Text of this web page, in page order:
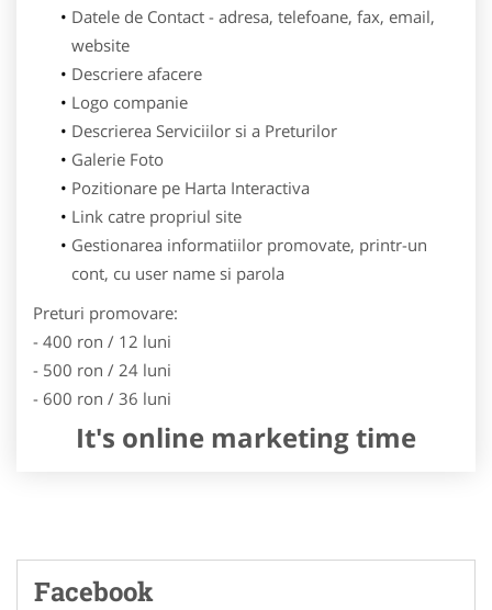
Datele de Contact - adresa, telefoane, fax, email,
website
Descriere afacere
Logo companie
Descrierea Serviciilor si a Preturilor
Galerie Foto
Pozitionare pe Harta Interactiva
Link catre propriul site
Gestionarea informatiilor promovate, printr-un
cont, cu user name si parola
Preturi promovare:
- 400 ron / 12 luni
- 500 ron / 24 luni
- 600 ron / 36 luni
It's online marketing time
Facebook